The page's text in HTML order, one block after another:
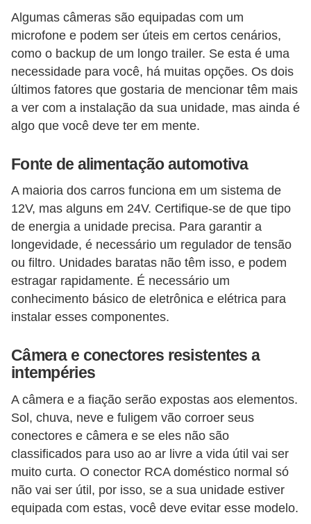
Algumas câmeras são equipadas com um
microfone e podem ser úteis em certos cenários,
como o backup de um longo trailer. Se esta é uma
necessidade para você, há muitas opções. Os dois
últimos fatores que gostaria de mencionar têm mais
a ver com a instalação da sua unidade, mas ainda é
algo que você deve ter em mente.
Fonte de alimentação automotiva
A maioria dos carros funciona em um sistema de
12V, mas alguns em 24V. Certifique-se de que tipo
de energia a unidade precisa. Para garantir a
longevidade, é necessário um regulador de tensão
ou filtro. Unidades baratas não têm isso, e podem
estragar rapidamente. É necessário um
conhecimento básico de eletrônica e elétrica para
instalar esses componentes.
Câmera e conectores resistentes a
intempéries
A câmera e a fiação serão expostas aos elementos.
Sol, chuva, neve e fuligem vão corroer seus
conectores e câmera e se eles não são
classificados para uso ao ar livre a vida útil vai ser
muito curta. O conector RCA doméstico normal só
não vai ser útil, por isso, se a sua unidade estiver
equipada com estas, você deve evitar esse modelo.